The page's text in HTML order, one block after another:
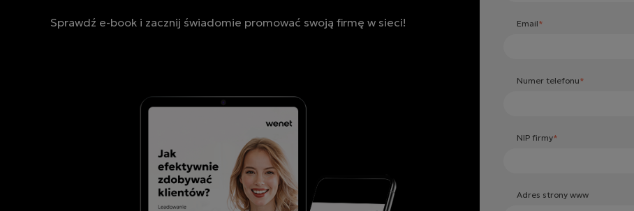
Sprawdź e-book i zacznij świadomie promować swoją firmę w sieci! Email*
Numer telefonu*
NIP firmy*
Adres strony www